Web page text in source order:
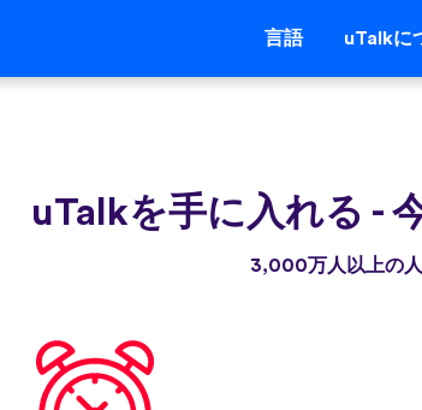
言語 uTalkに
uTalkを手に入れる -
3,000万人以上の